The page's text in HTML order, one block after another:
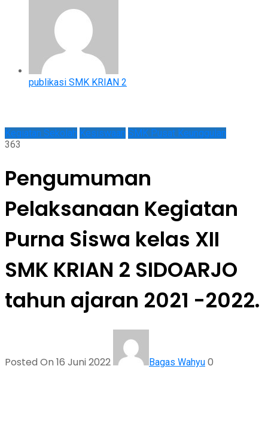
publikasi SMK KRIAN 2
Kegiatan Sekolah Kesiswaan SMK Pusat Keunggulan
363
Pengumuman
Pelaksanaan Kegiatan
Purna Siswa kelas XII
SMK KRIAN 2 SIDOARJO
tahun ajaran 2021 -2022.
Posted On 16 Juni 2022 Bagas Wahyu 0